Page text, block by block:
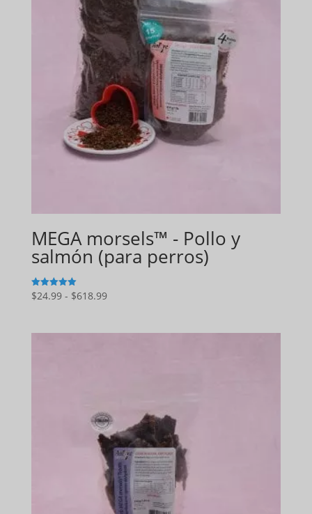
MEGA morsels™ - Pollo y
salmón (para perros)
5
de 5
$24.99 - $618.99Gama